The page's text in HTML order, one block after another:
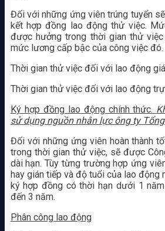
Đối với những ứng viên trúng tuyển
kết hợp đồng lao động thử việc.
được hưởng trong thời gian thử
mức lương cấp bậc của công việc đó.
Thời gian thử việc đối với lao động
Thời gian thử việc đối với lao động
Ký hợp đồng lao động chính thức.
sử dụng nguồn nhân lực ông ty
Đối với những ứng viên hoàn thành
trong thời gian thử việc, sẽ được
dài hạn. Tùy từng trường hợp ứng
hay gián tiếp và độ tuổi của lao động
ký hợp đồng có thời hạn dưới 1
đến 3 năm.
Phân công lao động